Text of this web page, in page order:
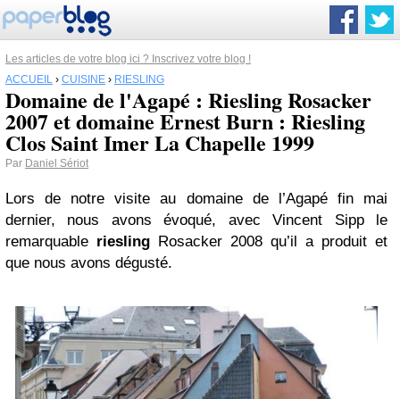
Les articles de votre blog ici ? Inscrivez votre blog !
ACCUEIL › CUISINE › RIESLING
Domaine de l'Agapé : Riesling Rosacker
2007 et domaine Ernest Burn : Riesling
Clos Saint Imer La Chapelle 1999
Par Daniel Sériot
Lors de notre visite au domaine de l’Agapé fin mai
dernier, nous avons évoqué, avec Vincent Sipp le
remarquable riesling Rosacker 2008 qu’il a produit et
que nous avons dégusté.